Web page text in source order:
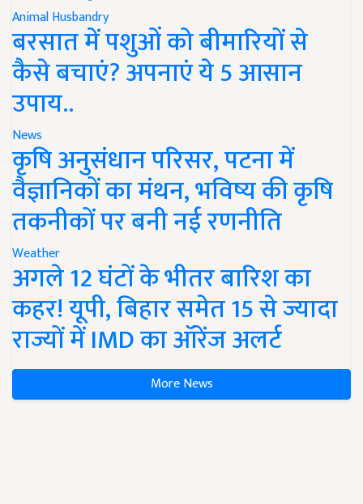
Animal Husbandry
बरसात में पशुओं को बीमारियों से
कैसे बचाएं? अपनाएं ये 5 आसान
उपाय..
News
कृषि अनुसंधान परिसर, पटना में
वैज्ञानिकों का मंथन, भविष्य की कृषि
तकनीकों पर बनी नई रणनीति
Weather
अगले 12 घंटों के भीतर बारिश का
कहर! यूपी, बिहार समेत 15 से ज्यादा
राज्यों में IMD का ऑरेंज अलर्ट
More News